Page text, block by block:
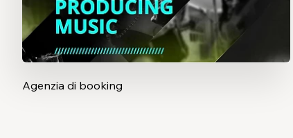
Agenzia di booking